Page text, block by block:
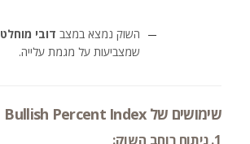
השוק נמצא במצב דובי מוחלט
שמצביעות על מגמת עלייה.
שימושים של Bullish Percent Index
1. ניתוח רוחב השוק: